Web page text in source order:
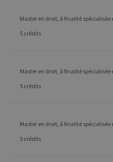
Master en droit, à finalité
5 crédits
Master en droit, à finalité spécialisée
5 crédits
Master en droit, à finalité spécialisée
5 crédits